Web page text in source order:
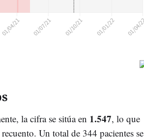
la cifra se sitúa en 1.547, lo que
Un total de 344 pacientes se